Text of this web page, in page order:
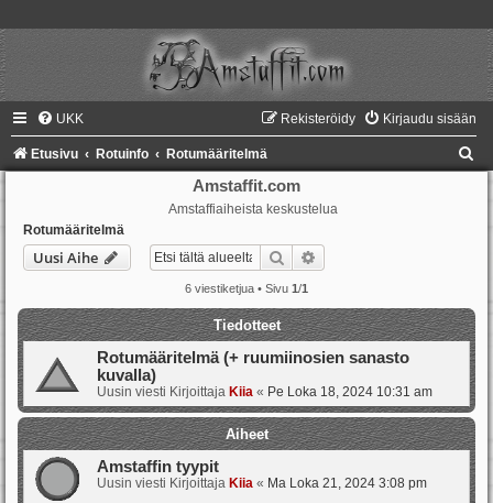
UKK Kirjaudu sisään
Rekisteröidy
Etusivu Rotuinfo Rotumääritelmä
Amstaffit.com
Amstaffiaiheista keskustelua
Rotumääritelmä
Uusi Aihe Etsi
6 viestiketjua • Sivu 1/1
Tiedotteet
Rotumääritelmä (+ ruumiinosien sanasto
kuvalla)
Uusin viesti Kirjoittaja Kiia « Pe Loka 18, 2024 10:31 am
Aiheet
Amstaffin tyypit
Uusin viesti Kirjoittaja Kiia « Ma Loka 21, 2024 3:08 pm